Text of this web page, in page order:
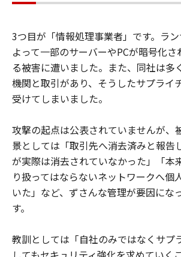
3つ目が「情報処理事業者」です。ラ
よって一部のサーバーやPCが暗号化
る被害に遭いました。また、同社は多
機関と取引があり、そうしたサプライ
受けてしまいました。
攻撃の起点は公表されていませんが、
景としては「取引先へ消去済みと報告
が実際は消去されていなかった」「本
り扱ってはならないネットワークへ個
いた」など、ずさんな管理が要因にな
す。
教訓としては「自社のみではなくサプ